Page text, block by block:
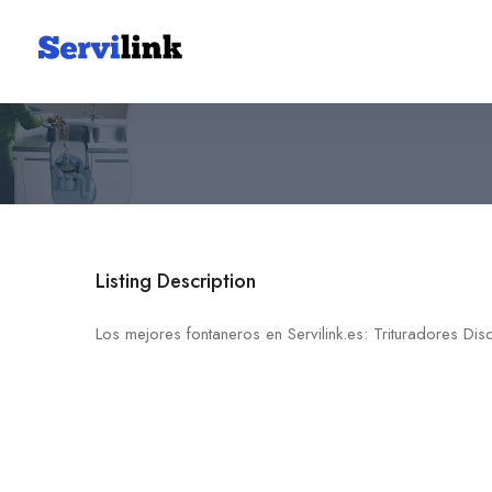
Trituradores Discoegos
Listing Description
Los mejores fontaneros en Servilink.es: Trituradores